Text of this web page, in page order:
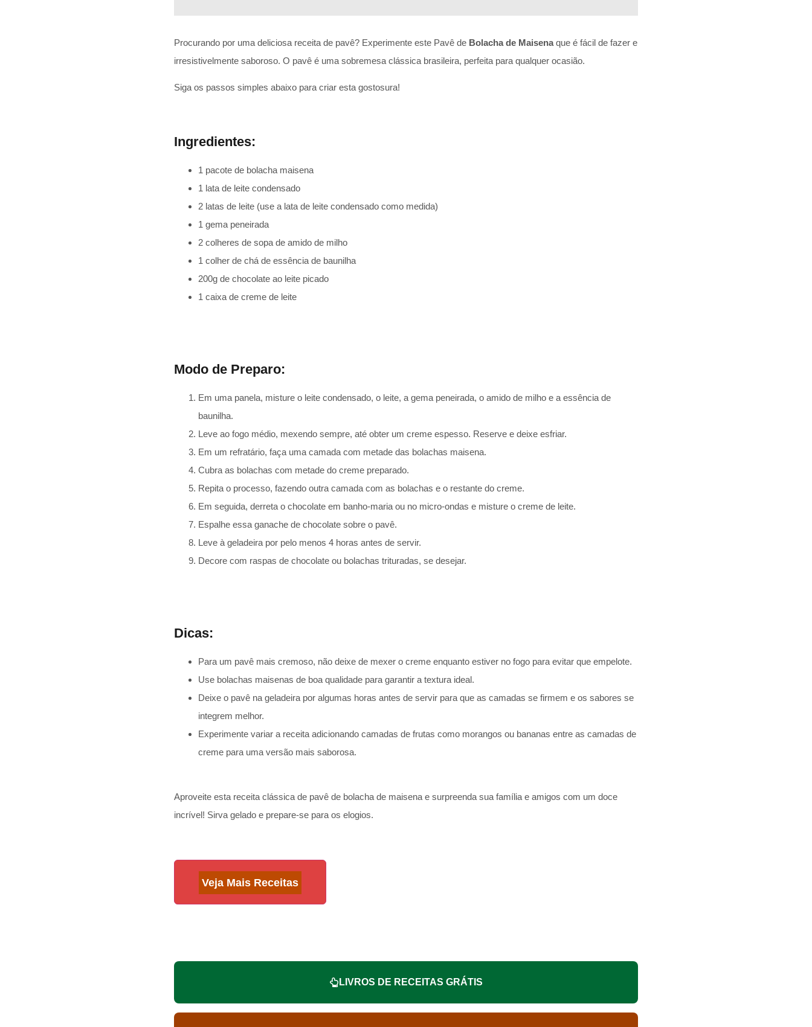
Procurando por uma deliciosa receita de pavê? Experimente este Pavê de Bolacha de Maisenaque é fácil de fazer e
irresistivelmente saboroso. O pavê é uma sobremesa clássica brasileira, perfeita para qualquer ocasião.
Siga os passos simples abaixo para criar esta gostosura!
Ingredientes:
1 pacote de bolacha maisena
1 lata de leite condensado
2 latas de leite (use a lata de leite condensado como medida)
1 gema peneirada
2 colheres de sopa de amido de milho
1 colher de chá de essência de baunilha
200g de chocolate ao leite picado
1 caixa de creme de leite
Modo de Preparo:
Em uma panela, misture o leite condensado, o leite, a gema peneirada, o amido de milho e a essência de
baunilha.
Leve ao fogo médio, mexendo sempre, até obter um creme espesso. Reserve e deixe esfriar.
Em um refratário, faça uma camada com metade das bolachas maisena.
Cubra as bolachas com metade do creme preparado.
Repita o processo, fazendo outra camada com as bolachas e o restante do creme.
Em seguida, derreta o chocolate em banho-maria ou no micro-ondas e misture o creme de leite.
Espalhe essa ganache de chocolate sobre o pavê.
Leve à geladeira por pelo menos 4 horas antes de servir.
Decore com raspas de chocolate ou bolachas trituradas, se desejar.
Dicas:
Para um pavê mais cremoso, não deixe de mexer o creme enquanto estiver no fogo para evitar que empelote.
Use bolachas maisenas de boa qualidade para garantir a textura ideal.
Deixe o pavê na geladeira por algumas horas antes de servir para que as camadas se firmem e os sabores se
integrem melhor.
Experimente variar a receita adicionando camadas de frutas como morangos ou bananas entre as camadas de
creme para uma versão mais saborosa.
Aproveite esta receita clássica de pavê de bolacha de maisena e surpreenda sua família e amigos com um doce
incrível! Sirva gelado e prepare-se para os elogios.
Veja Mais Receitas
LIVROS DE RECEITAS GRÁTIS